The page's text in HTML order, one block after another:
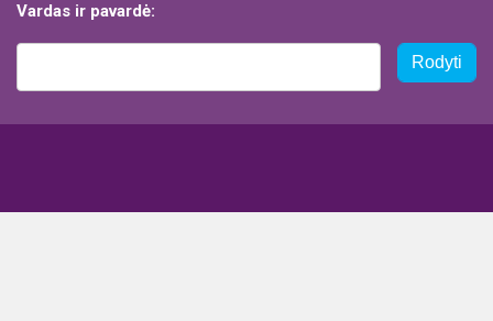
Vardas ir pavardė:
Rodyti